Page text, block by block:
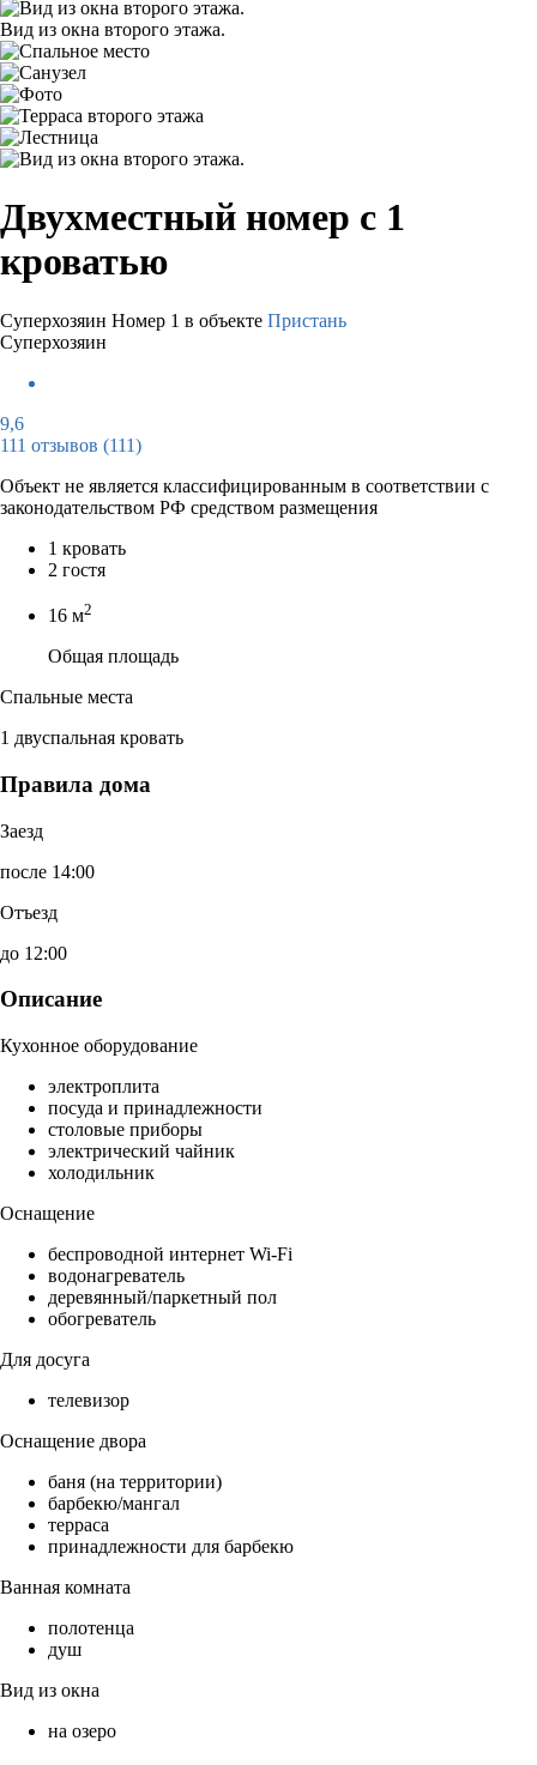
Вид из окна второго этажа.
Двухместный номер с 1
кроватью
Суперхозяин Номер 1 в объекте Пристань
Суперхозяин
9,6
111 отзывов (111)
Объект не является классифицированным в соответствии с
законодательством РФ средством размещения
1 кровать
2 гостя
16 м2
Общая площадь
Спальные места
1 двуспальная кровать
Правила дома
Заезд
после 14:00
Отъезд
до 12:00
Описание
Кухонное оборудование
электроплита
посуда и принадлежности
столовые приборы
электрический чайник
холодильник
Оснащение
беспроводной интернет Wi-Fi
водонагреватель
деревянный/паркетный пол
обогреватель
Для досуга
телевизор
Оснащение двора
баня (на территории)
барбекю/мангал
терраса
принадлежности для барбекю
Ванная комната
полотенца
душ
Вид из окна
на озеро